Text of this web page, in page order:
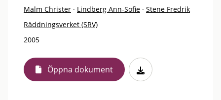
Malm Christer · Lindberg Ann-Sofie · Stene Fredrik
Räddningsverket (SRV)
2005
Öppna dokument